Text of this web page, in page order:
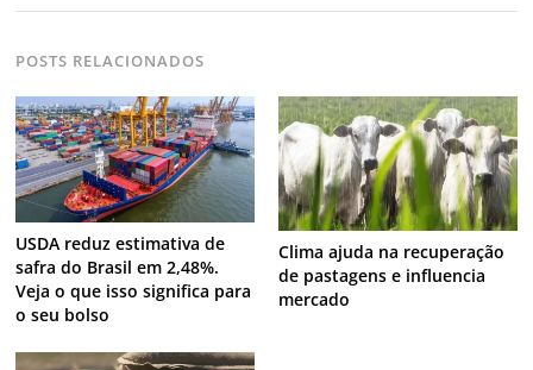
POSTS RELACIONADOS
USDA reduz estimativa de
safra do Brasil em 2,48%.
Veja o que isso significa para
o seu bolso
Clima ajuda na recuperação
de pastagens e influencia
mercado